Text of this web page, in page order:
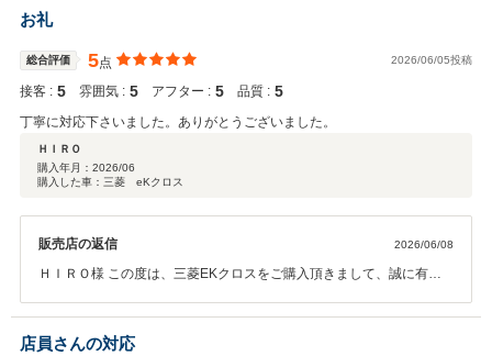
今後ともよろしくお願いいたします。
お礼
総合評価 5点 2026/06/05投稿
接客 : 5 雰囲気 : 5 アフター : 5 品質 : 5
丁寧に対応下さいました。ありがとうございました。
ＨＩＲＯ
購入年月： 2026/06
購入した車：三菱 eKクロス
販売店の返信 2026/06/08
ＨＩＲＯ様 この度は、三菱EKクロスをご購入頂きまして、誠に有難
等ございましたら、お気軽にご連絡下さいませ。 今後とも、どうぞ宜
しくお願い致します。
店員さんの対応